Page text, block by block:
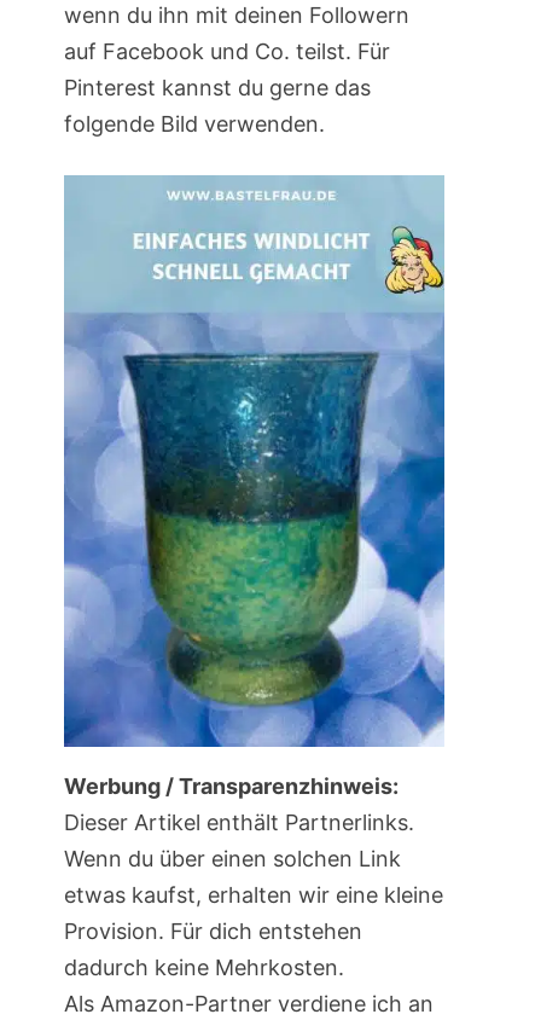
wenn du ihn mit deinen Followern
auf Facebook und Co. teilst. Für
Pinterest kannst du gerne das
folgende Bild verwenden.
Werbung / Transparenzhinweis:
Dieser Artikel enthält Partnerlinks.
Wenn du über einen solchen Link
etwas kaufst, erhalten wir eine kleine
Provision. Für dich entstehen
dadurch keine Mehrkosten.
Als Amazon-Partner verdiene ich an